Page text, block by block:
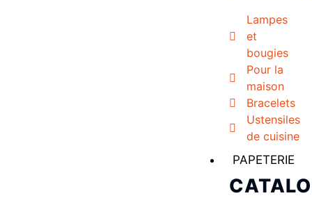
Lampes
et
bougies
Pour la
maison
Bracelets
Ustensiles
de cuisine
PAPETERIE